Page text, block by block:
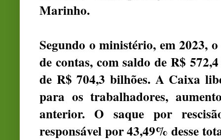
Marinho.
Segundo o ministério, em 2023,
de contas, com saldo de R$
de R$ 704,3 bilhões. A Caixa
para os trabalhadores,
anterior. O saque por
responsável por 43,49% desse